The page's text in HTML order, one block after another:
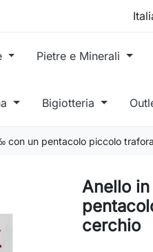
Pietre e Minerali
Bigiotteria
con un pentacolo piccolo
Anello
cerchio